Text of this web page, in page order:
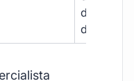
durante
d’ufficio.